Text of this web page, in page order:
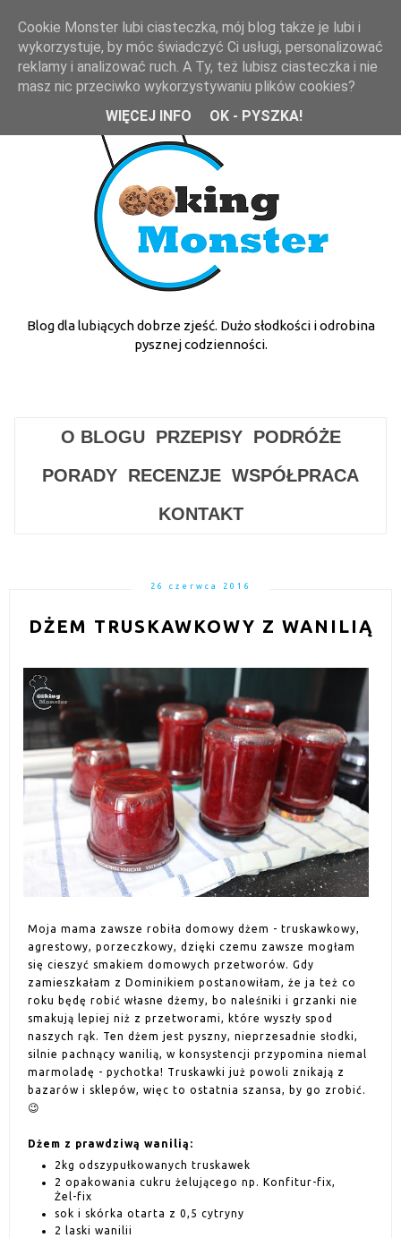
Blog dla lubiących dobrze zjeść. Dużo słodkości i odrobina
pysznej codzienności.
O BLOGU PRZEPISY
PODRÓŻE
PORADY RECENZJE WSPÓŁPRACA
KONTAKT
26 czerwca 2016
DŻEM TRUSKAWKOWY Z WANILIĄ
Moja mama zawsze robiła domowy dżem - truskawkowy,
agrestowy, porzeczkowy, dzięki czemu zawsze mogłam
się cieszyć smakiem domowych przetworów. Gdy
zamieszkałam z Dominikiem postanowiłam, że ja też co
roku będę robić własne dżemy, bo naleśniki i grzanki nie
smakują lepiej niż z przetworami, które wyszły spod
naszych rąk. Ten dżem jest pyszny, nieprzesadnie słodki,
silnie pachnący wanilią, w konsystencji przypomina niemal
marmoladę - pychotka! Truskawki już powoli znikają z
bazarów i sklepów, więc to ostatnia szansa, by go zrobić.
😉
Dżem z prawdziwą wanilią:
2kg odszypułkowanych truskawek
2 opakowania cukru żelującego np. Konfitur-fix,
Żel-fix
sok i skórka otarta z 0,5 cytryny
2 laski wanilii
Cookie Monster lubi ciasteczka, mój blog także je lubi i
wykorzystuje, by móc świadczyć Ci usługi, personalizować
reklamy i analizować ruch. A Ty, też lubisz ciasteczka i nie
masz nic przeciwko wykorzystywaniu plików cookies?
WIĘCEJ INFO
OK - PYSZKA!